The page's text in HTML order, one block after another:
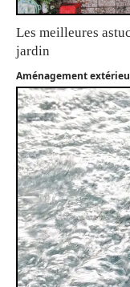
Les meilleures
jardin
Aménagement